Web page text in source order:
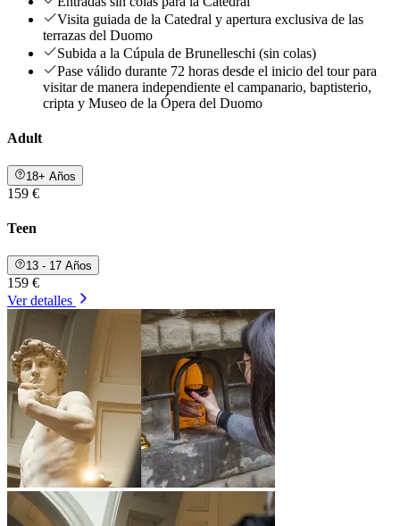
Visita guiada de la Catedral y apertura exclusiva de las
terrazas del Duomo
Subida a la Cúpula de Brunelleschi (sin colas)
Pase válido durante 72 horas desde el inicio del tour para
visitar de manera independiente el campanario, baptisterio,
cripta y Museo de la Ópera del Duomo
Adult
18+ Años
159 €
Teen
13 - 17 Años
159 €
Ver detalles